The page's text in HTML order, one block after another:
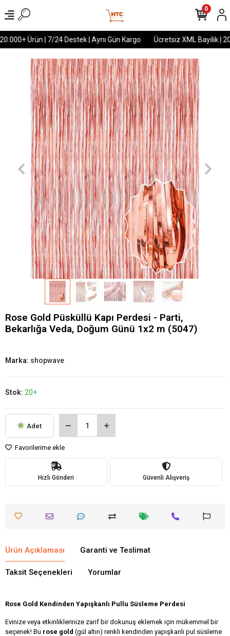
Ürün | 7/24 Destek | Aynı Gün Kargo Ücretsiz XML Bayilik |
0
Rose Gold Püsküllü Kapı Perdesi - Parti,
Bekarlığa Veda, Doğum Günü 1x2 m (5047)
Marka: shopwave
Stok: 20+
Adet
Favorilerime ekle
Hızlı Gönderi Güvenli Alışveriş
Ürün Açıklaması Garanti ve Teslimat
Taksit Seçenekleri Yorumlar
Rose Gold Kendinden Yapışkanlı Pullu Süsleme Perdesi
Evinize veya etkinliklerinize zarif bir dokunuş eklemek için mükemmel bir
seçenek! Bu rose gold (gül altın) renkli kendinden yapışkanlı pul süsleme